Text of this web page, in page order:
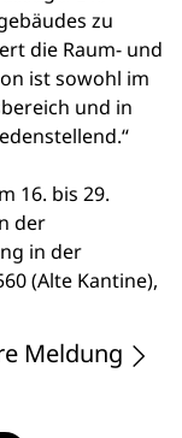
zu
die Raum- und
ist sowohl im
und in
16. bis 29.
der
in der
(Alte Kantine),
Meldung